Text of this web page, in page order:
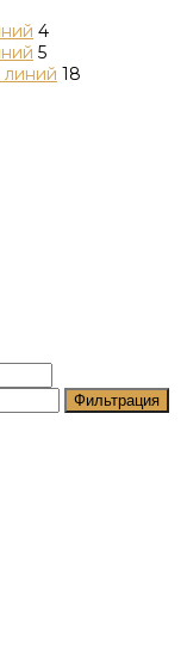
4
5
линий 18
Фильтрация